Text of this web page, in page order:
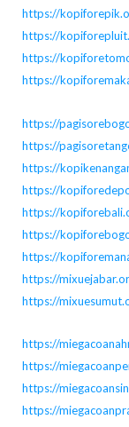
https://
https://
https://
https://
https://
https://
https://
https://
https://
https://
https://
https://
https://
https://
https://
https://
https://